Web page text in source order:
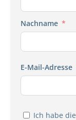
Nachname
E-Mail-Adresse
Ich habe die